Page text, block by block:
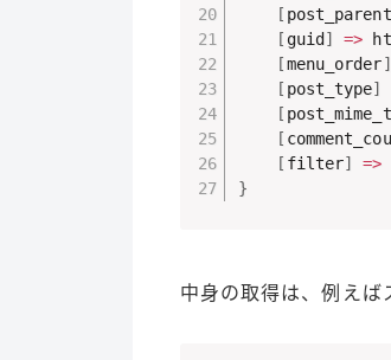
[ post_parent
[ guid] =>
[menu_order]
[ post_type]
[
[
[ filter] =>
}
中身の取得は、例えば